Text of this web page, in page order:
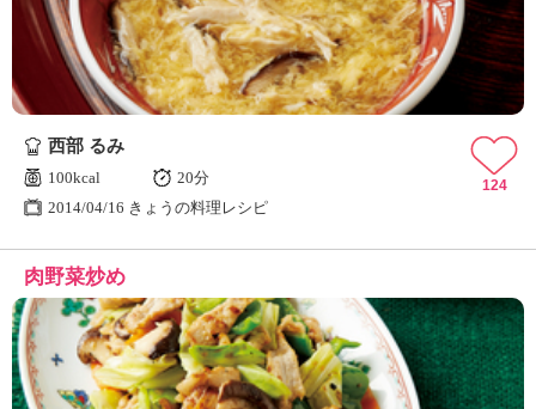
西部 るみ
100kcal
20分
2014/04/16 きょうの料理レシピ
124
肉野菜炒め